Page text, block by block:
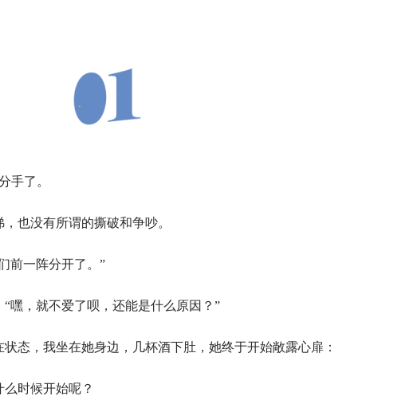
手了。
也没有所谓的撕破和争吵。
前一阵分开了。”
嘿，就不爱了呗，还能是什么原因？”
态，我坐在她身边，几杯酒下肚，她终于开始敞露心扉：
时候开始呢？